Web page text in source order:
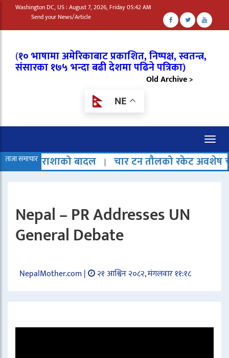
Washington DC, US : August 7, 2026, Friday 05:42 AM
Send your News/Article
(१० भाषामा अमेरिकाबाट प्रकाशित, निष्पक्ष, स्वतन्त्र,
संसारका १७५ भन्दा बढी देशमा पढिने पत्रिका)
Old Archive >
NE
ताजा समाचार
बादल | चार टन तौलको रकेट अवशेष चन्द्रमामा
Nepal – PR Addresses UN
General Debate
NepalMother.com | २१ आश्विन २०८२, मंगलवार ११:१८